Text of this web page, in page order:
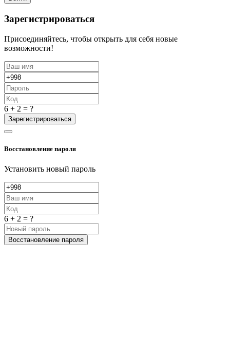
Зарегистрироваться
Присоединяйтесь, чтобы открыть для себя новые
возможности!
6 + 2 = ?
Зарегистрироваться
Восстановление пароля
Установить новый пароль
6 + 2 = ?
Восстановление пароля